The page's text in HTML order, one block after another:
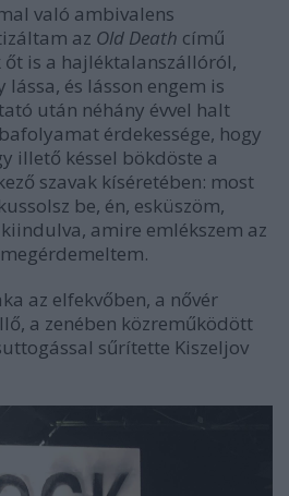
való ambivalens
az Old Death című
is a hajléktalanszállóról,
és lásson engem is
után néhány évvel halt
érdekessége, hogy
illető késsel bökdöste a
szavak kíséretében: most
be, én, esküszöm,
amire emlékszem az
az elfekvőben, a nővér
a zenében közreműködött
sűrítette Kiszeljov